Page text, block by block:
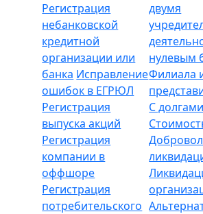
Регистрация
небанковской
кредитной
организации или
банка Исправление
ошибок в ЕГРЮЛ
Регистрация
выпуска акций
Регистрация
компании в
оффшоре
Регистрация
потребительского
двумя
нулевым
Филиала
С